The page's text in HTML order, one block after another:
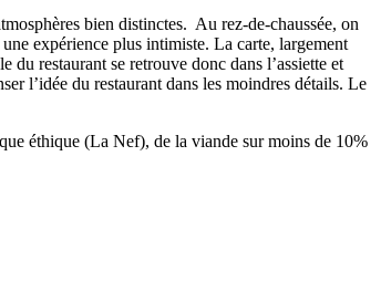
bien distinctes. Au rez-de-chaussée, on
expérience plus intimiste. La carte, largement
du restaurant se retrouve donc dans l’assiette et
l’idée du restaurant dans les moindres détails. Le
éthique (La Nef), de la viande sur moins de 10%